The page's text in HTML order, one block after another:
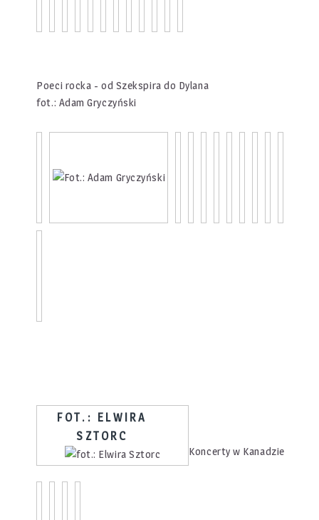
Poeci rocka - od Szekspira do Dylana
fot.: Adam Gryczyński
FOT.: ELWIRA
SZTORC
Koncerty w Kanadzie